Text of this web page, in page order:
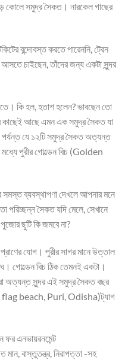
কোলে সমুদ্র সৈকত। নারকেল গাছের
বন্দোবস্ত করতে পারেননি, ট্রেন
আসতে চাইছেন, তাঁদের জন্য একটা সুন্দর
কি হল, হতাশ হলেন? ভাবছেন তো
কাছেই আছে এমন এক সমুদ্র সৈকত যা
যে ১২টি সমুদ্র সৈকত অত্যন্ত
পুরীর গোল্ডেন বিচ (Golden
ব্যবস্থাপণা দেখলে আপনার মনে
পরিচ্ছন্ন সৈকত যদি মেলে, সেখানে
ছুটি কি জমবে না?
যোগ। পুরীর সাগর মানে উত্তাল
গোল্ডেন বিচ ঠিক তেমনই একটা।
অত্যন্ত সুন্দর এই সমুদ্র সৈকত বছর
flag beach, Puri, Odisha)ট্যাগ
ফর এনভায়রনমেন্ট
বাস্তুতন্ত্র, নিরাপত্তা -সহ